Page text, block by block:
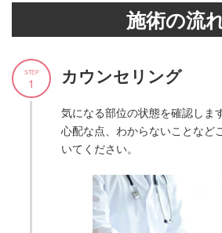
施術の流
カウンセリング
気になる部位の状態を確認します
心配な点、わからないことなど
いてください。
STEP
1